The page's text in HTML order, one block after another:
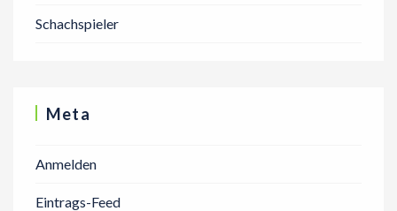
Schachspieler
Meta
Anmelden
Eintrags-Feed